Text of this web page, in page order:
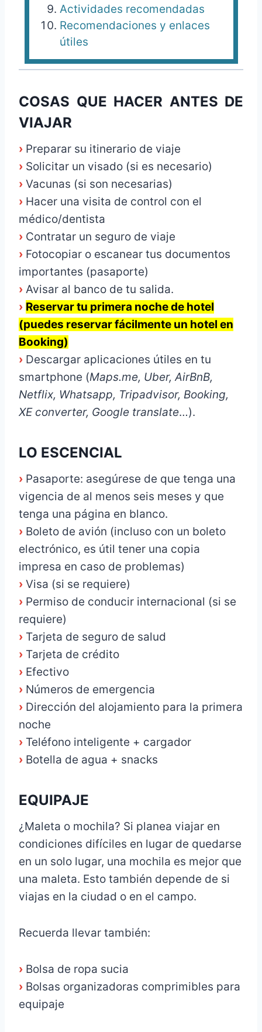
Actividades recomendadas
Recomendaciones y enlaces
útiles
COSAS QUE HACER ANTES DE
VIAJAR
› Preparar su itinerario de viaje
› Solicitar un visado (si es necesario)
› Vacunas (si son necesarias)
› Hacer una visita de control con el
médico/dentista
› Contratar un seguro de viaje
› Fotocopiar o escanear tus documentos
importantes (pasaporte)
› Avisar al banco de tu salida.
› Reservar tu primera noche de hotel
(puedes reservar fácilmente un hotel en
Booking)
› Descargar aplicaciones útiles en tu
smartphone (Maps.me, Uber, AirBnB,
Netflix, Whatsapp, Tripadvisor, Booking,
XE converter, Google translate…).
LO ESCENCIAL
› Pasaporte: asegúrese de que tenga una
vigencia de al menos seis meses y que
tenga una página en blanco.
› Boleto de avión (incluso con un boleto
electrónico, es útil tener una copia
impresa en caso de problemas)
› Visa (si se requiere)
› Permiso de conducir internacional (si se
requiere)
› Tarjeta de seguro de salud
› Tarjeta de crédito
› Efectivo
› Números de emergencia
› Dirección del alojamiento para la primera
noche
› Teléfono inteligente + cargador
› Botella de agua + snacks
EQUIPAJE
¿Maleta o mochila? Si planea viajar en
condiciones difíciles en lugar de quedarse
en un solo lugar, una mochila es mejor que
una maleta. Esto también depende de si
viajas en la ciudad o en el campo.
Recuerda llevar también:
› Bolsa de ropa sucia
› Bolsas organizadoras comprimibles para
equipaje